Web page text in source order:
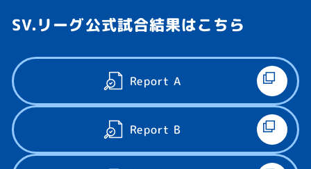
アタック決定率（%）
アタック決定率=アタック得点÷打数×100
SV.リーグ公式試合結果はこちら
Report A
Report B